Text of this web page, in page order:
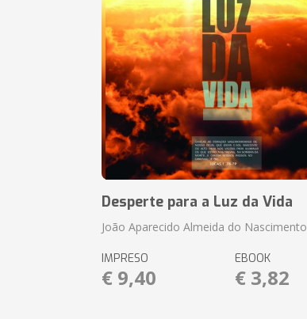
Desperte para a Luz da Vida
João Aparecido Almeida do Nascimento
IMPRESO
€ 9,40
EBOOK
€ 3,82